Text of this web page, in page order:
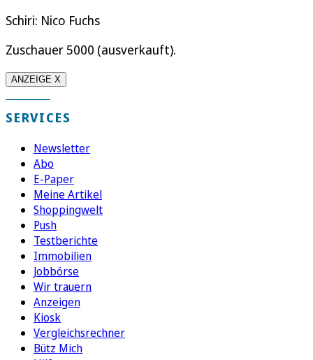
Schiri: Nico Fuchs
Zuschauer 5000 (ausverkauft).
ANZEIGE X
SERVICES
Newsletter
Abo
E-Paper
Meine Artikel
Shoppingwelt
Push
Testberichte
Immobilien
Jobbörse
Wir trauern
Anzeigen
Kiosk
Vergleichsrechner
Bütz Mich